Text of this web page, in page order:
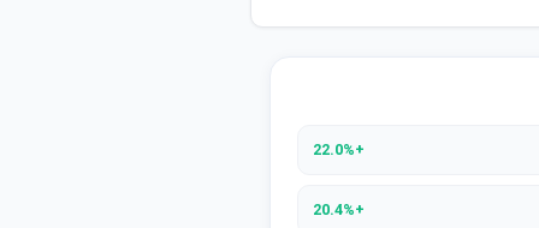
+22.0%
+20.4%